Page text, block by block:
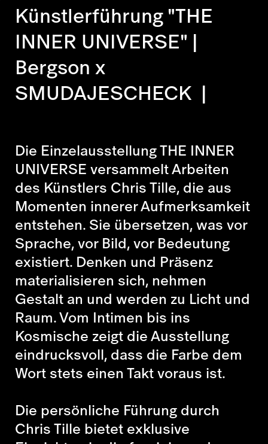
Künstlerführung "THE
INNER UNIVERSE" |
Bergson x
SMUDAJESCHECK |
Die Einzelausstellung THE INNER
UNIVERSE versammelt Arbeiten
des Künstlers Chris Tille, die aus
Momenten innerer Aufmerksamkeit
entstehen. Sie übersetzen, was vor
Sprache, vor Bild, vor Bedeutung
existiert. Denken und Präsenz
materialisieren sich, nehmen
Gestalt an und werden zu Licht und
Raum. Vom Intimen bis ins
Kosmische zeigt die Ausstellung
eindrucksvoll, dass die Farbe dem
Wort stets einen Takt voraus ist.
Die persönliche Führung durch
Chris Tille bietet exklusive